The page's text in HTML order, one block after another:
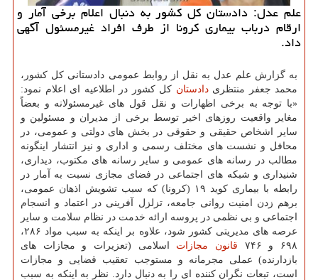
علم عدل: دادستان كل كشور به دنبال اعلام برخی آمار و
ارقام درباب بیماری كرونا از طرف افراد غیرمسئول آگهی
داد.
به گزارش علم عدل به نقل از روابط عمومی دادستانی كل كشور،
محمد جعفر منتظریدادستان كل كشور در اطلاعیه ای اعلام نمود:
«با توجه به برخی اظهارات و نقل قول های غیرمسئولانه و بعضاً
مغایر واقعیت روزهای اخیر توسط برخی از مدیران و مسئولین و
سایر اشخاص حقیقی و حقوقی در بخش های دولتی و عمومی، در
محافل و نشست های مختلف رسمی و اداری و نیز انتشار اینگونه
مطالب در رسانه های عمومی و سایر رسانه های مكتوب، دیداری،
شنیداری و شبكه های اجتماعی در فضای مجازی نسبت به آمار در
رابطه با بیماری كوید ۱۹ (كرونا) كه سبب تشویش اذهان عمومی،
برهم زدن امنیت روانی جامعه، تزلزل آفرینی در اعتماد و انسجام
اجتماعی و بی نظمی در پروسه ارائه خدمت در نظام سلامت و سایر
عرصه های مدیریتی كشور شود، علاوه بر اینكه به سبب مواد ۲۸۶،
۶۹۸ و ۷۴۶
قانون مجازات اسلامی (تعزیرات و مجازات های
بازدارنده) عملی مجرمانه و مستوجب تعقیب قضایی و مجازات
است، تبعات نگران كننده ای را به دنبال دارد. نظر به اینكه به سبب